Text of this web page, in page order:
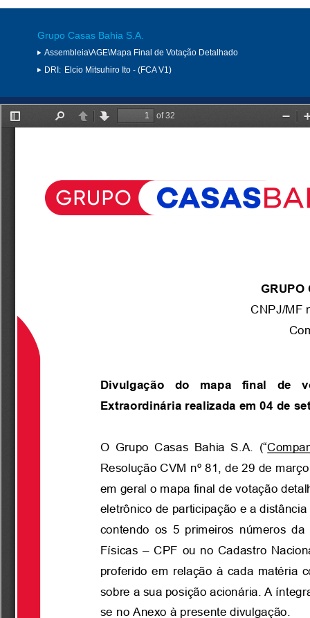
Grupo Casas Bahia S.A.
Assembleia\AGE\Mapa Final de Votação Detalhado
DRI: Elcio Mitsuhiro Ito - (FCA V1)